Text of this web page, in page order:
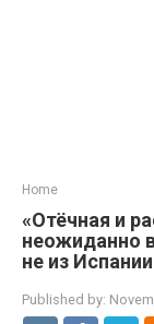
Home
«Отёчная и
неожиданно
не из Испании
Published by: